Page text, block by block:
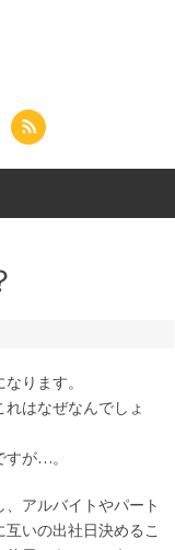
ります。
はなぜなんでしょ
すが…。
アルバイトやパート
いの出社日決めるこ